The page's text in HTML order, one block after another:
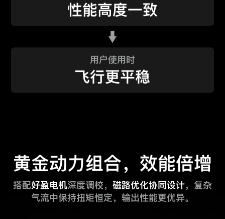
性能高度一致
用户使用时
飞行更平稳
黄金动力组合，效能倍增
搭配好盈电机深度调校， 磁路优化协同设计，复杂
气流中保持扭矩恒定，输出性能更优异。